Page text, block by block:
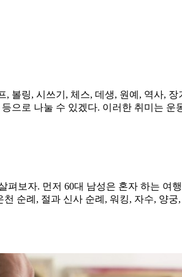
볼링, 시쓰기, 체스, 데생, 원예, 역사,
로 나눌 수 있겠다. 이러한 취미는 운
보자. 먼저 60대 남성은 혼자 하는 여
순례, 절과 신사 순례, 워킹, 자수, 양